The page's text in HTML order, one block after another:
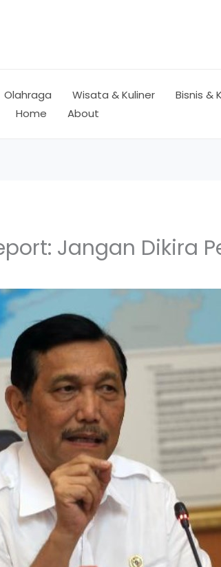
Olahraga Wisata & Kuliner Bisnis &
Home About
Jangan Dikira